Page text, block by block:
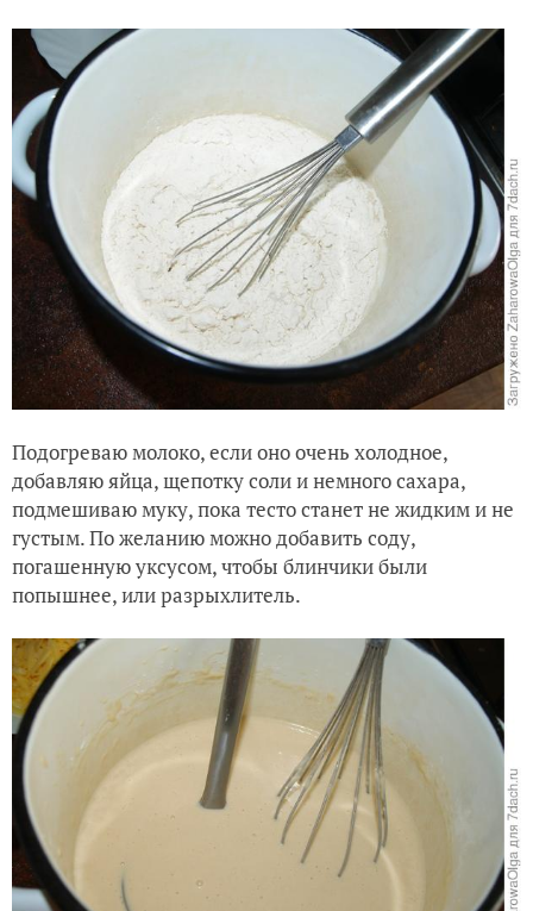
Подогреваю молоко, если оно очень холодное,
добавляю яйца, щепотку соли и немного сахара,
подмешиваю муку, пока тесто станет не жидким и не
густым. По желанию можно добавить соду,
погашенную уксусом, чтобы блинчики были
попышнее, или разрыхлитель.